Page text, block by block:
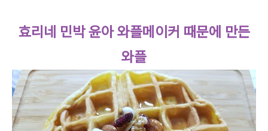
효리네 민박 윤아 와플메이커 때문에 만든
와플